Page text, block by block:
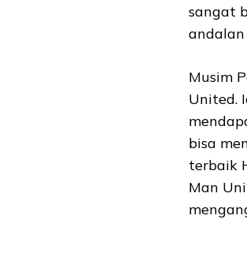
sangat
Musim
United.
bisa
terbaik
Man